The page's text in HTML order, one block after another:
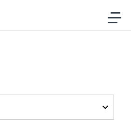
al contenido
TV Usach